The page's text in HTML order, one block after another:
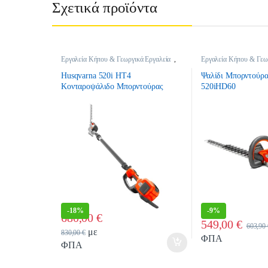
Σχετικά προϊόντα
Εργαλεία Κήπου & Γεωργικά Εργαλεία ,
Μπαταρίας
Husqvarna 520i HΤ4
Κονταροψάλιδο Μπορντούρας
-18%
680,00€
830,00€με
ΦΠΑ
Εργαλεία Κήπου &
Μπαταρίας
Ψαλίδι
520iHD60
-9%
549,00€ 603,90
ΦΠΑ